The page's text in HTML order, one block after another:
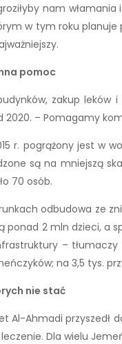
nam
w tym roku planuje
pomoc
zakup leków
2020. – Pomagamy
r. pogrążony jest w
są na mniejszą
70 osób.
odbudowa ze
ponad 2 mln dzieci, a
–
na 3,5 tys.
nie stać
Al-Ahmadi przyszedł
Dla wielu